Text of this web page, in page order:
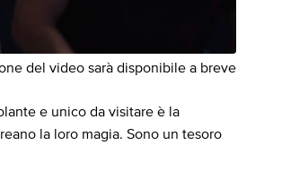
del video sarà disponibile a breve
e unico da visitare è la
la loro magia. Sono un tesoro